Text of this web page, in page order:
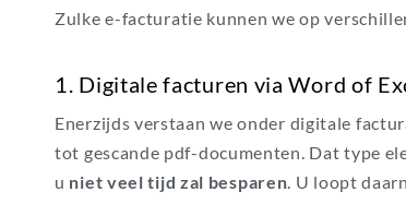
Zulkee-facturatie kunnen we op
1. Digitale facturen via Word of
Enerzijds verstaan we onder digitale
tot gescande pdf-documenten. Dat type
u niet veel tijd zal besparen. U loopt